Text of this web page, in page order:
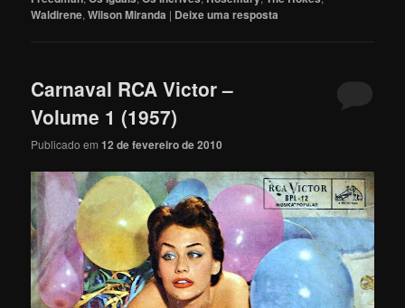
Waldirene,Wilson Miranda | Deixe uma resposta
Carnaval RCA Victor –
Volume 1 (1957)
Publicado em12 de fevereiro de 2010